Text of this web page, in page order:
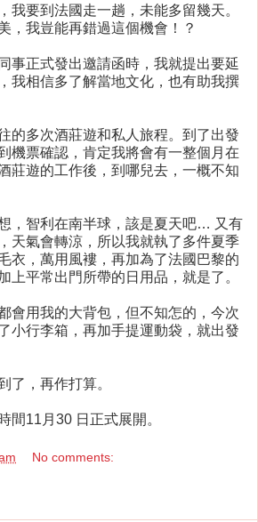
我要到法國走一趟，未能多留幾天。
，我豈能再錯過這個機會！？
事正式發出邀請函時，我就提出要延
我相信多了解當地文化，也有助我撰
的多次酒莊遊和私人旅程。到了出發
機票確認，肯定我將會有一整個月在
莊遊的工作後，到哪兒去，一概不知
，智利在南半球，該是夏天吧… 又有
天氣會轉涼，所以我就執了多件夏季
衣，萬用風褸，再加為了法國巴黎的
上平常出門所帶的日用品，就是了。
會用我的大背包，但不知怎的，今次
小行李箱，再加手提運動袋，就出發
了，再作打算。
間11月30 日正式展開。
No comments: